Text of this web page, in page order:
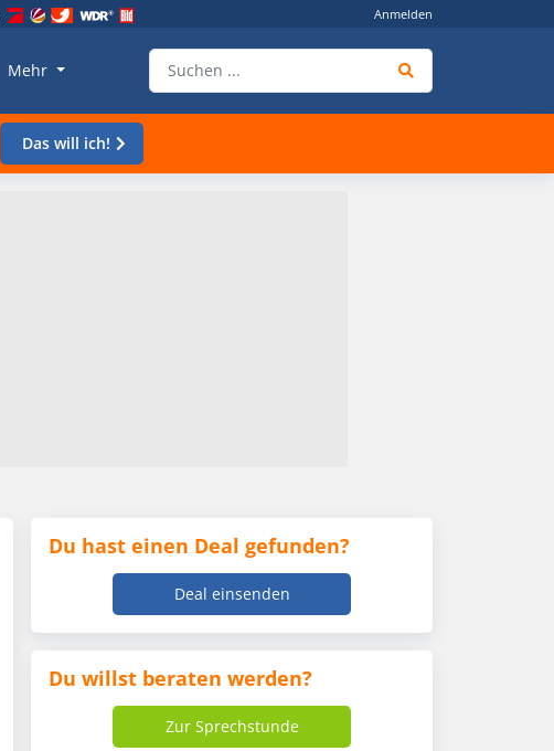
Anmelden
Mehr
Das will ich!
Du hast einen Deal gefunden?
Deal einsenden
Du willst beraten werden?
Zur Sprechstunde